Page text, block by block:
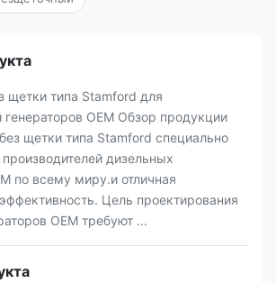
щетки типа Stamford для
генераторов OEM Обзор продукции
щетки типа Stamford специально
дизельных
по всему миру.и отличная
Цель проектирования
OEM требуют ...